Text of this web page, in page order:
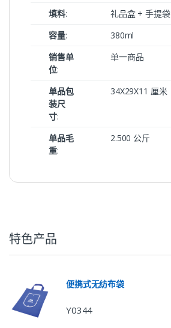
填料:
礼品盒 + 手提袋
容量:
380ml
销售单
位:
单一商品
单品包
装尺
寸:
34X29X11 厘米
单品毛
重:
2.500 公斤
特色产品
便携式无纺布袋
Y0344